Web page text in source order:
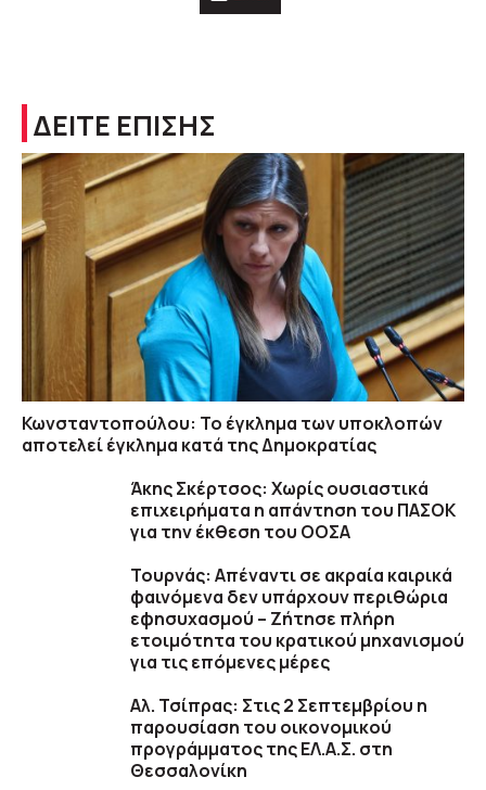
ΔΕΙΤΕ ΕΠΙΣΗΣ
Κωνσταντοπούλου: Το έγκλημα των υποκλοπών
αποτελεί έγκλημα κατά της Δημοκρατίας
Άκης Σκέρτσος: Χωρίς ουσιαστικά
επιχειρήματα η απάντηση του ΠΑΣΟΚ
για την έκθεση του ΟΟΣΑ
Τουρνάς: Απέναντι σε ακραία καιρικά
φαινόμενα δεν υπάρχουν περιθώρια
εφησυχασμού – Ζήτησε πλήρη
ετοιμότητα του κρατικού μηχανισμού
για τις επόμενες μέρες
Αλ. Τσίπρας: Στις 2 Σεπτεμβρίου η
παρουσίαση του οικονομικού
προγράμματος της ΕΛ.Α.Σ. στη
Θεσσαλονίκη